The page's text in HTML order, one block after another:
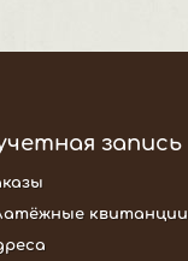
запись
квитанции